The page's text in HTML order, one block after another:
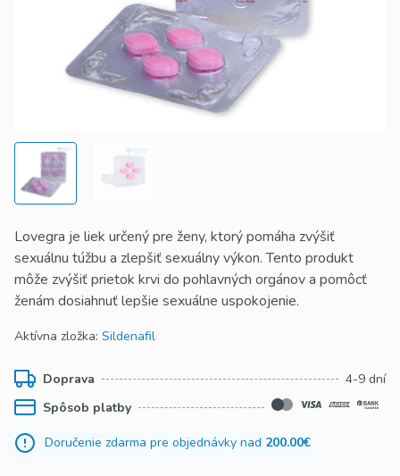
Lovegra je liek určený pre ženy, ktorý pomáha zvýšiť
sexuálnu túžbu a zlepšiť sexuálny výkon. Tento produkt
môže zvýšiť prietok krvi do pohlavných orgánov a pomôcť
ženám dosiahnuť lepšie sexuálne uspokojenie.
Aktívna zložka: Sildenafil
Doprava
4-9 dní
Spôsob platby
Doručenie zdarma pre objednávky nad 200.00€